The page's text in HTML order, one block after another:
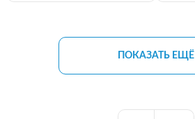
ПОКАЗАТЬ ЕЩЁ